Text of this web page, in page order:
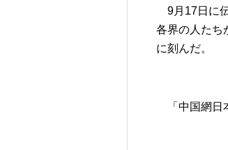
9月17日に
各界の人たち
に刻んだ。
「中国網